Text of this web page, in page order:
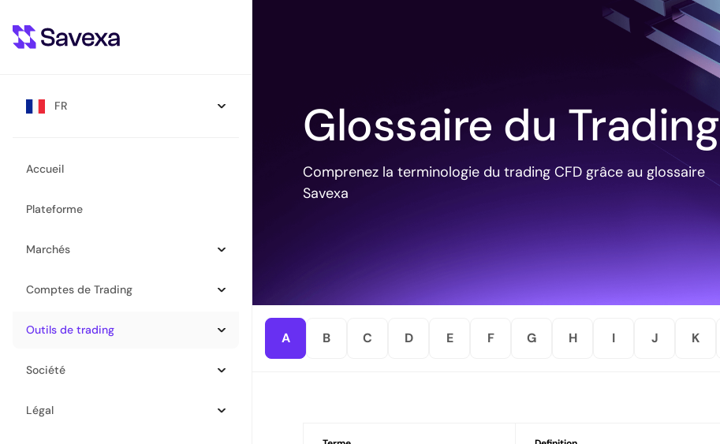
FR
Accueil
Plateforme
Marchés
Comptes de Trading
Outils de trading
Société
Légal
Glossaire du Trading
Comprenez la terminologie du trading CFD grâce au glossaire
Savexa
A B C D E F G H I J K